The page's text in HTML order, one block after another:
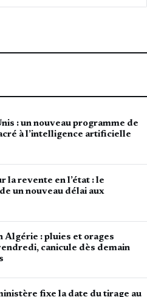
: un nouveau programme de
à l’intelligence artificielle
la revente en l’état : le
un nouveau délai aux
Algérie : pluies et orages
canicule dès demain
fixe la date du tirage au